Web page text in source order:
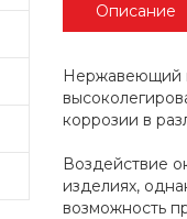
Описание
Нержавеющий
коррозии в
Воздействие
изделиях,
возможность